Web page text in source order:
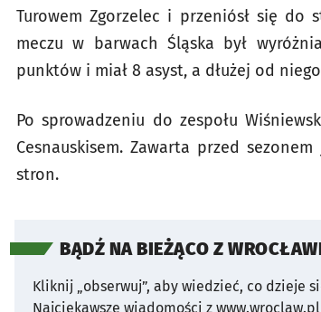
Turowem Zgorzelec i przeniósł się do
meczu w barwach Śląska był
punktów i miał 8 asyst, a dłużej od
Po sprowadzeniu do zespołu
Cesnauskisem. Zawarta przed
stron.
BĄDŹ NA BIEŻĄCO Z
Kliknij „obserwuj”, aby wiedzieć, co dzieje
Najciekawsze wiadomości z